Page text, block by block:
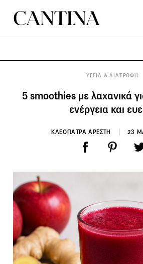
ΥΓΕΙΑ & ΔΙΑΤΡΟΦΗ
5 smoothies με λαχανικά
ενέργεια και
ΚΛΕΟΠΑΤΡΑ ΑΡΕΣΤΗ 23